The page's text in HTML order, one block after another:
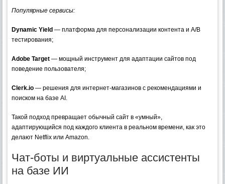
Популярные сервисы:
Dynamic Yield — платформа для персонализации контента и A/B
тестирования;
Adobe Target — мощный инструмент для адаптации сайтов под
поведение пользователя;
Clerk.io — решения для интернет-магазинов с рекомендациями и
поиском на базе AI.
Такой подход превращает обычный сайт в «умный»,
адаптирующийся под каждого клиента в реальном времени, как это
делают Netflix или Amazon.
Чат-боты и виртуальные ассистенты
на базе ИИ